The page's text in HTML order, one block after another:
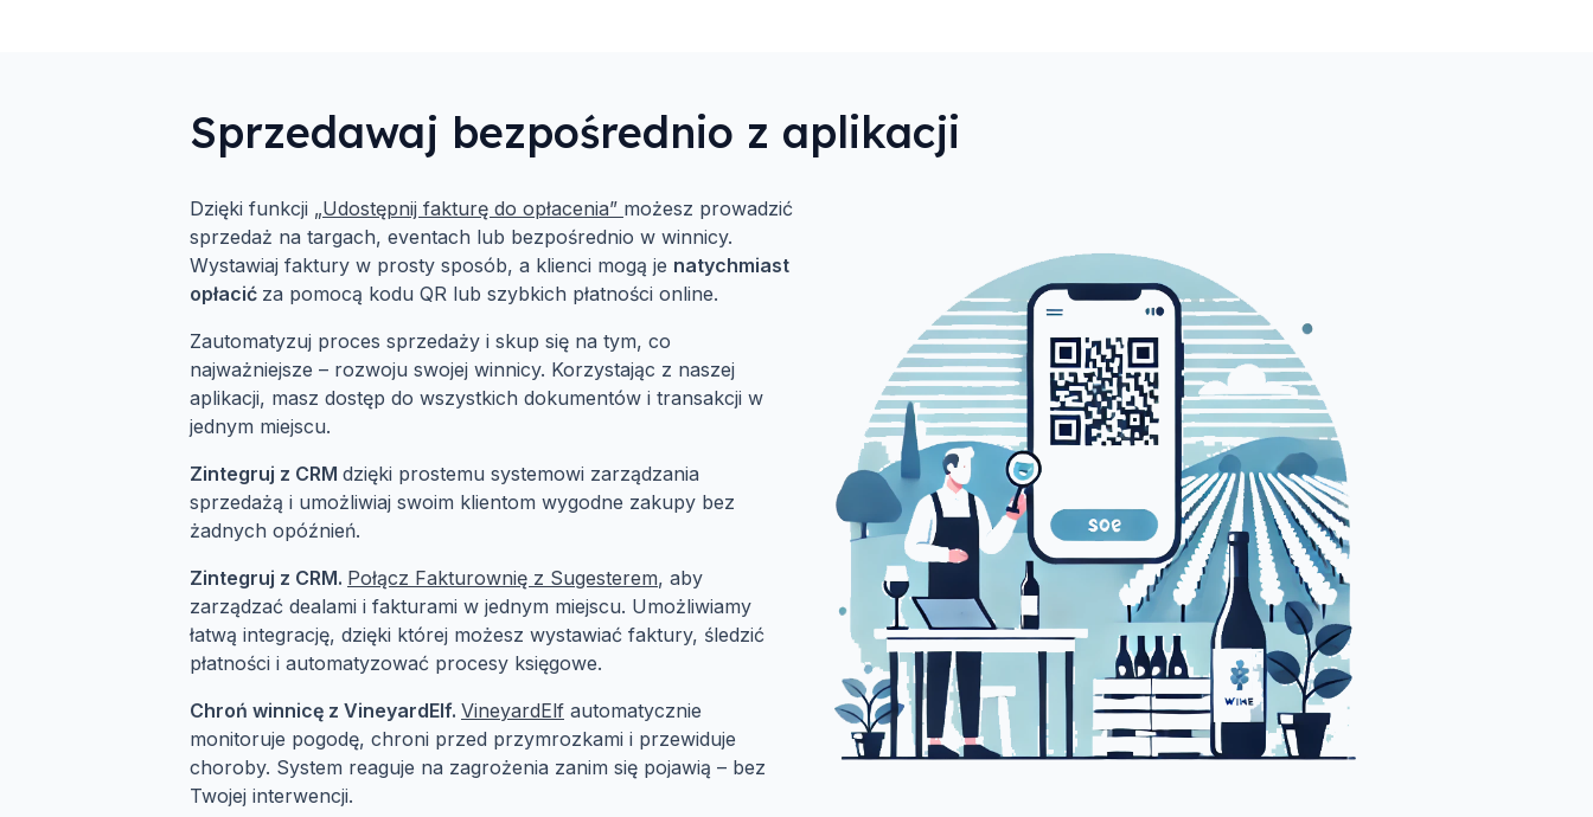
Sprzedawaj bezpośrednio z aplikacji
Dzięki funkcji „Udostępnij fakturę do opłacenia” możesz prowadzić
sprzedaż na targach, eventach lub bezpośrednio w winnicy.
Wystawiaj faktury w prosty sposób, a klienci mogą je natychmiast
opłacić za pomocą kodu QR lub szybkich płatności online.
Zautomatyzuj proces sprzedaży i skup się na tym, co
najważniejsze – rozwoju swojej winnicy. Korzystając z naszej
aplikacji, masz dostęp do wszystkich dokumentów i transakcji w
jednym miejscu.
Zintegruj z CRM dzięki prostemu systemowi zarządzania
sprzedażą i umożliwiaj swoim klientom wygodne zakupy bez
żadnych opóźnień.
Zintegruj z CRM. Połącz Fakturownię z Sugesterem, aby
zarządzać dealami i fakturami w jednym miejscu. Umożliwiamy
łatwą integrację, dzięki której możesz wystawiać faktury, śledzić
płatności i automatyzować procesy księgowe.
Chroń winnicę z VineyardElf. VineyardElf automatycznie
monitoruje pogodę, chroni przed przymrozkami i przewiduje
choroby. System reaguje na zagrożenia zanim się pojawią – bez
Twojej interwencji.